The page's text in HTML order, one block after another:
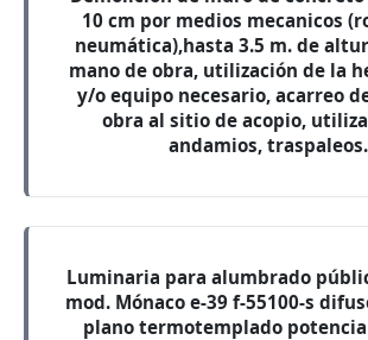
10 cm por medios mecanicos
neumática),hasta 3.5 m. de
mano de obra, utilización de la
y/o equipo necesario, acarreo
obra al sitio de acopio,
andamios, traspaleos.
Luminaria para alumbrado
mod. Mónaco e-39 f-55100-s
plano termotemplado potencia